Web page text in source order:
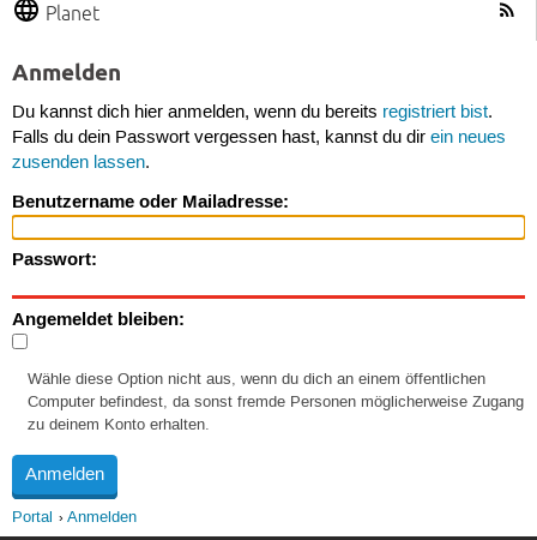
Planet
Anmelden
Du kannst dich hier anmelden, wenn du bereits registriert bist.
Falls du dein Passwort vergessen hast, kannst du dir ein neues
zusenden lassen.
Benutzername oder Mailadresse:
Passwort:
Angemeldet bleiben:
Wähle diese Option nicht aus, wenn du dich an einem öffentlichen
Computer befindest, da sonst fremde Personen möglicherweise Zugang
zu deinem Konto erhalten.
Portal Anmelden